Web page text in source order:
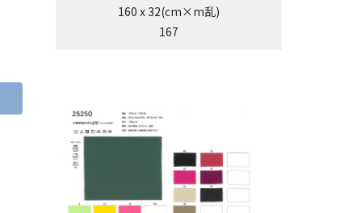
160 x 32(cm×m乱)
167